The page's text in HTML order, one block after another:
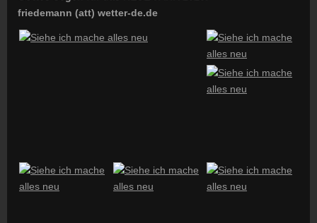
friedemann (att) wetter-de.de